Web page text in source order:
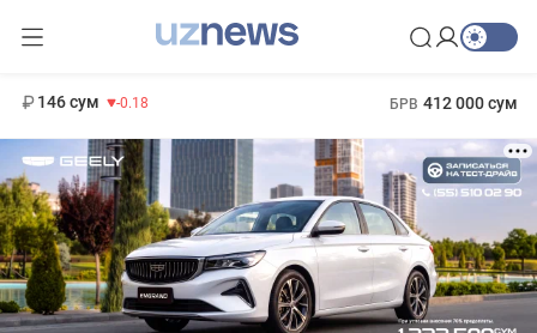
146 сум -0.18 БРВ 412 000 сум